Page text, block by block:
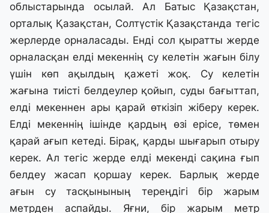
облыстарында осылай. Ал Батыс Қазақстан,
орталық Қазақстан, Солтүстік Қазақстанда тегіс
жерлерде орналасады. Енді сол қыратты жерде
орналасқан елді мекеннің су келетін жағын білу
үшін көп ақылдың қажеті жоқ. Су келетін
жағына тиісті белдеулер қойып, суды бағыттап,
елді мекеннен ары қарай өткізіп жіберу керек.
Елді мекеннің ішінде қардың өзі ерісе, төмен
қарай ағып кетеді. Бірақ, қарды шығарып отыру
керек. Ал тегіс жерде елді мекенді сақина ғып
белдеу жасап қоршау керек. Барлық жерде
ағын су тасқынының тереңдігі бір жарым
метрден аспайды. Яғни, бір жарым метр